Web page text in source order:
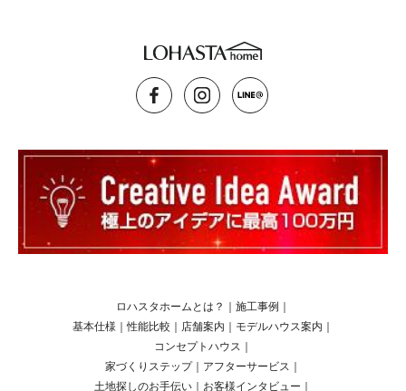
ロハスタホームとは？ 施工事例
基本仕様 ｜性能比較 店舗案内 モデルハウス案内
コンセプトハウス
家づくりステップ
アフターサービス
土地探しのお手伝い
お客様インタビュー